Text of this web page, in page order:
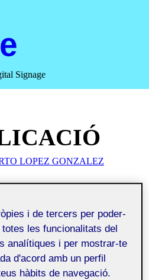
Signage
LOPEZ GONZALEZ
el
Mercat Municipal de Sant
i de tercers per poder-
les funcionalitats del
analítiques i per mostrar-te
d'acord amb un perfil
hàbits de navegació.